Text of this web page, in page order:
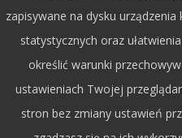
Copyright ©
zapisywane na dysku
statystycznych oraz
określić warunki
ustawieniach Twojej
stron bez zmiany ustawień